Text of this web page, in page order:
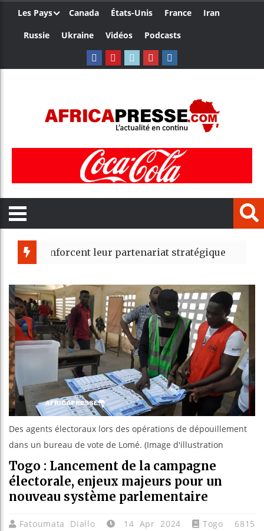
Les Pays Canada États-Unis France
Iran
Russie
Ukraine Vidéos Podcasts
leur partenariat stratégique avec un cap
un établissement public hospitalier national
de Radès pousse Kaïs Saïed à intervenir en
alerté Madrid des risques migratoires dès juillet| 05
Des agents électoraux lors des opérations de dépouillement
dans un bureau de vote de Lomé. (Image d'illustration
Togo : Lancement de la campagne
électorale, enjeux majeurs pour un
nouveau système parlementaire
Fatoumata Diallo 14 Apr 2024 Togo
6815